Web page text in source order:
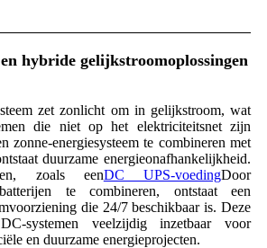
hybride gelijkstroomoplossingen
zet zonlicht om in gelijkstroom, wat
die niet op het elektriciteitsnet zijn
zonne-energiesysteem te combineren met
duurzame energieonafhankelijkheid.
zoals eenDC UPS-voedingDoor
te combineren, ontstaat een
die 24/7 beschikbaar is. Deze
systemen veelzijdig inzetbaar voor
en duurzame energieprojecten.